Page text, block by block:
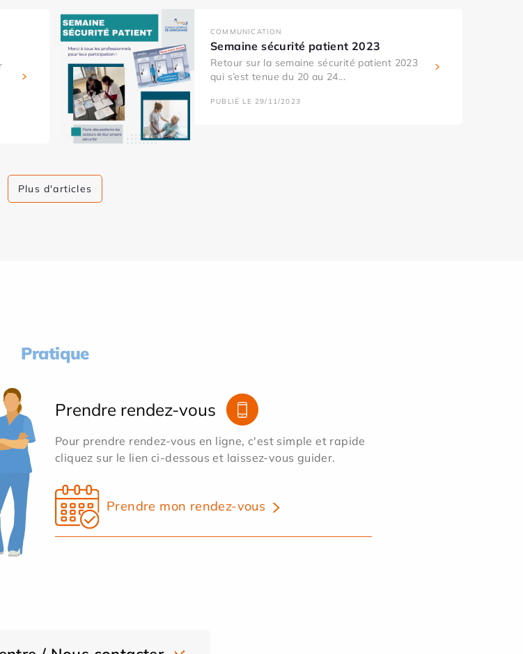
COMMUNICATION
Semaine sécurité patient 2023
Retour sur la semaine sécurité patient 2023
qui s’est tenue du 20 au 24...
PUBLIÉ LE 29/11/2023
Plus d'articles
Pratique
Prendre rendez-vous
Pour prendre rendez-vous en ligne, c'est simple et rapide
cliquez sur le lien ci-dessous et laissez-vous guider.
Prendre mon rendez-vous